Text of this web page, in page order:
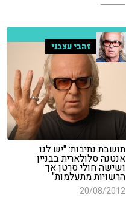
זהבי עצבני
תושבת נתיבות: "יש לנו
אנטנה סלולארית בבניין
ושישה חולי סרטן אך
הרשויות מתעלמות"
20/08/2012